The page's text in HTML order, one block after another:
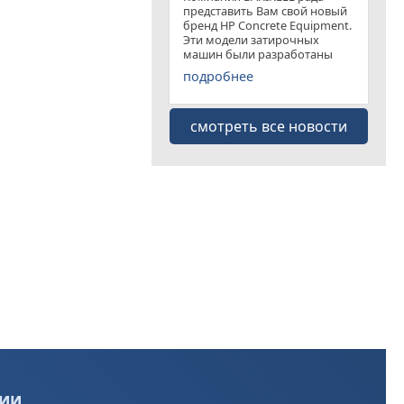
представить Вам свой новый
бренд HP Concrete Equipment.
Эти модели затирочных
машин были разработаны
специально для
удовлетворения рынка
класса . Данная "белая линия"
представлена несколькими
моделями
подробнее
смотреть все новости